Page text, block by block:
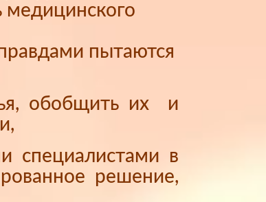
пытаются
обобщить их и
специалистами в
решение,